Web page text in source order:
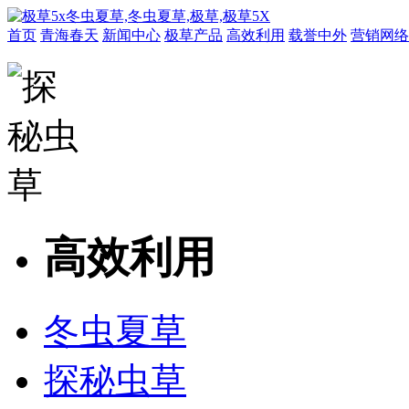
首页 青海春天 新闻中心 极草产品 高效利用 载誉中外 营销网络
高效利用
冬虫夏草
探秘虫草